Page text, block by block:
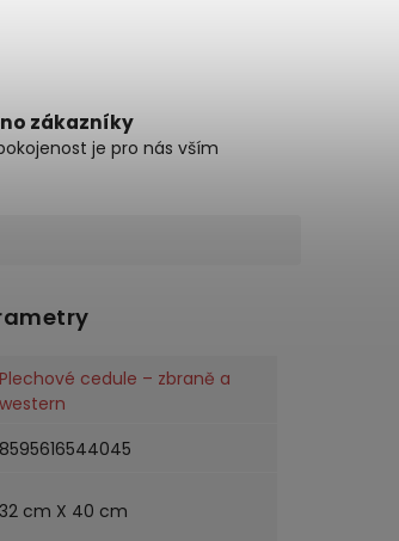
zákazníky
je pro nás vším
Plechové cedule – zbraně a
western
8595616544045
32 cm X 40 cm